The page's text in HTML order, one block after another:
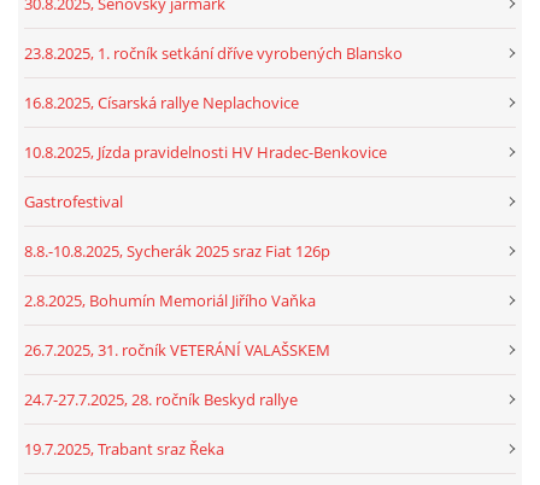
23.8.2025, 1. ročník setkání dříve vyrobených Blansko
16.8.2025, Císarská rallye Neplachovice
10.8.2025, Jízda pravidelnosti HV Hradec-Benkovice
Gastrofestival
8.8.-10.8.2025, Sycherák 2025 sraz Fiat 126p
2.8.2025, Bohumín Memoriál Jiřího Vaňka
26.7.2025, 31. ročník VETERÁNÍ VALAŠSKEM
24.7-27.7.2025, 28. ročník Beskyd rallye
19.7.2025, Trabant sraz Řeka